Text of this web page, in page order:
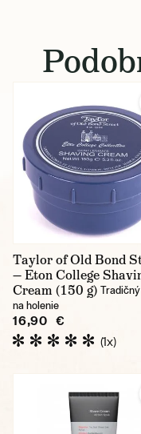
Taylor of Old Bond
— Eton College
Cream (150 g)
na holenie
16,90 €
(1x)